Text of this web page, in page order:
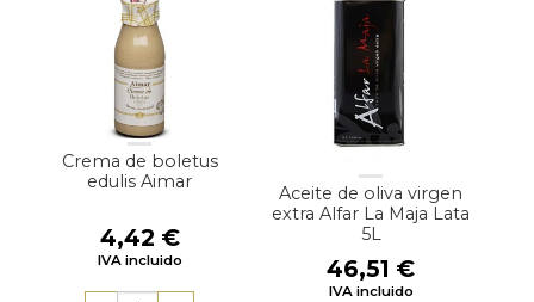
Crema de boletus
edulis Aimar
4,42 €
IVA incluido
Aceite de oliva virgen
extra Alfar La Maja Lata
5L
46,51 €
IVA incluido